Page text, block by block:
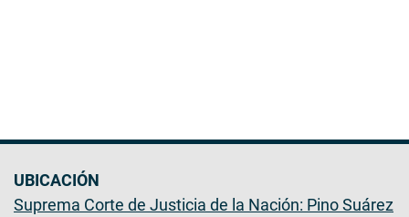
UBICACIÓN
Suprema Corte de Justicia de la Nación: Pino Suárez